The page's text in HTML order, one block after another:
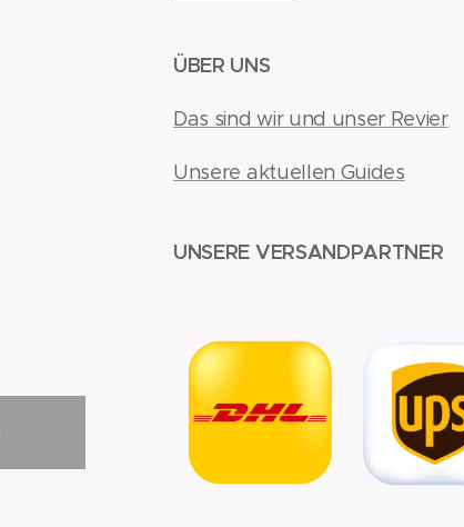
ÜBER UNS
Das sind wir und unser Revier
Unsere aktuellen Guides
UNSERE VERSANDPARTNER